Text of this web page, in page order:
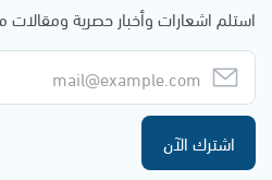
استلم اشعارات وأخبار حصرية
اشترك الآن